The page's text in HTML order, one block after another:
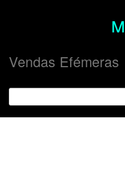
m
Vendas Efémeras